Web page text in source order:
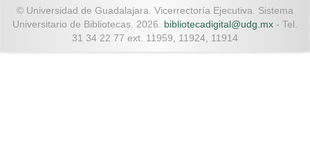
© Universidad de Guadalajara. Vicerrectoría Ejecutiva. Sistema
Universitario de Bibliotecas. 2026. bibliotecadigital@udg.mx - Tel.
31 34 22 77 ext. 11959, 11924, 11914